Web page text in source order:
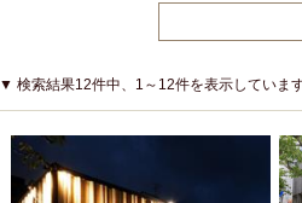
接待・会食
ち
結婚式二次会
夜10時以降入店可
大部屋
厳選
▼ 検索結果12件中、1～12件を表示しています